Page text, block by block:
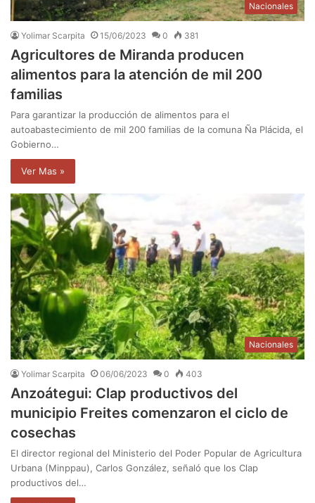
Nacionales
Yolimar Scarpita 15/06/2023 0 381
Agricultores de Miranda producen
alimentos para la atención de mil 200
familias
Para garantizar la producción de alimentos para el
autoabastecimiento de mil 200 familias de la comuna Ña Plácida, el
Gobierno…
Ver Mas »
Nacionales
Yolimar Scarpita 06/06/2023 0 403
Anzoátegui: Clap productivos del
municipio Freites comenzaron el ciclo de
cosechas
El director regional del Ministerio del Poder Popular de Agricultura
Urbana (Minppau), Carlos González, señaló que los Clap
productivos del…